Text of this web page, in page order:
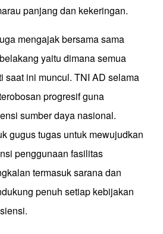
panjang dan kekeringan.
mengajak bersama sama
yaitu dimana semua
saat ini muncul. TNI AD selama
progresif guna
sumber daya nasional.
gugus tugas untuk mewujudkan
penggunaan fasilitas
termasuk sarana dan
penuh setiap kebijakan